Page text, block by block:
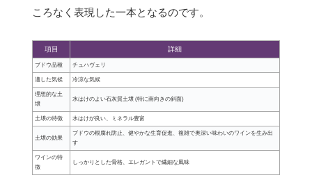
ころなく表現した一本となるのです。
項目 詳細
ブドウ品種 チュハヴェリ
適した気候 冷涼な気候
理想的な土
壌
水はけのよい石灰質土壌 (特に南向きの斜面)
土壌の特徴 水はけが良い、ミネラル豊富
土壌の効果
ブドウの根腐れ防止、健やかな生育促進、複雑で奥深い味わいのワインを生み出
す
ワインの特
徴
しっかりとした骨格、エレガントで繊細な風味